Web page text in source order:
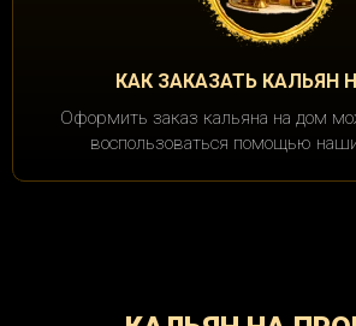
КАК ЗАКАЗАТЬ КАЛЬЯН
Оформить заказ кальяна на дом
воспользоваться помощью